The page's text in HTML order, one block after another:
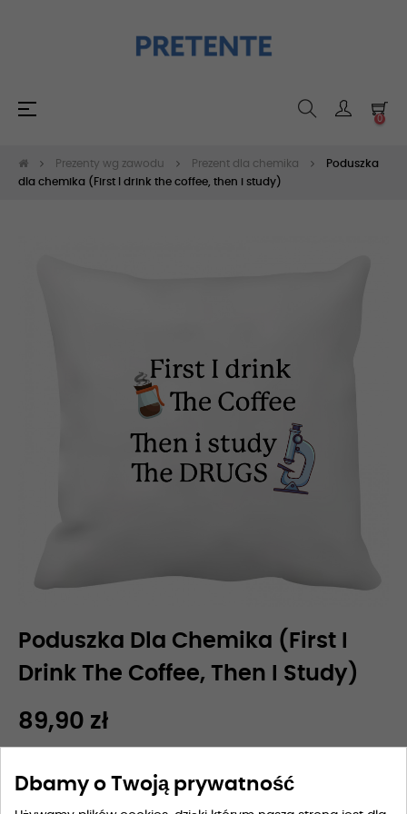
Toggle
☰
0
Prezenty wg zawodu Prezent dla chemika
Poduszka
dla chemika (First I drink the coffee, then i study)
Poduszka Dla Chemika (First I
Drink The Coffee, Then I Study)
89,90 zł
Dbamy o Twoją prywatność